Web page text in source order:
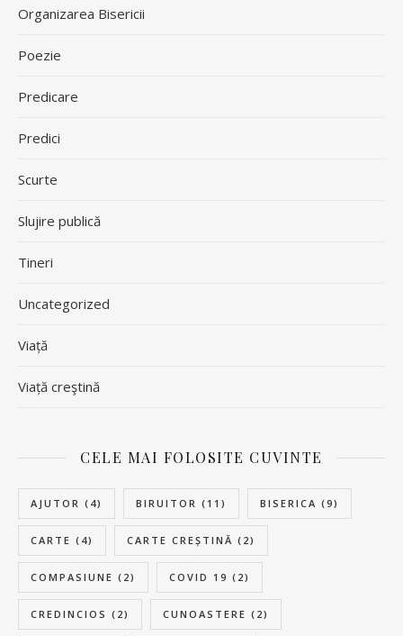
Organizarea Bisericii
Poezie
Predicare
Predici
Scurte
Slujire publică
Tineri
Uncategorized
Viață
Viață creştină
CELE MAI FOLOSITE CUVINTE
AJUTOR (4) BIRUITOR (11) BISERICA (9)
CARTE (4) CARTE CREȘTINĂ (2)
COMPASIUNE (2) COVID 19 (2)
CREDINCIOS (2) CUNOASTERE (2)